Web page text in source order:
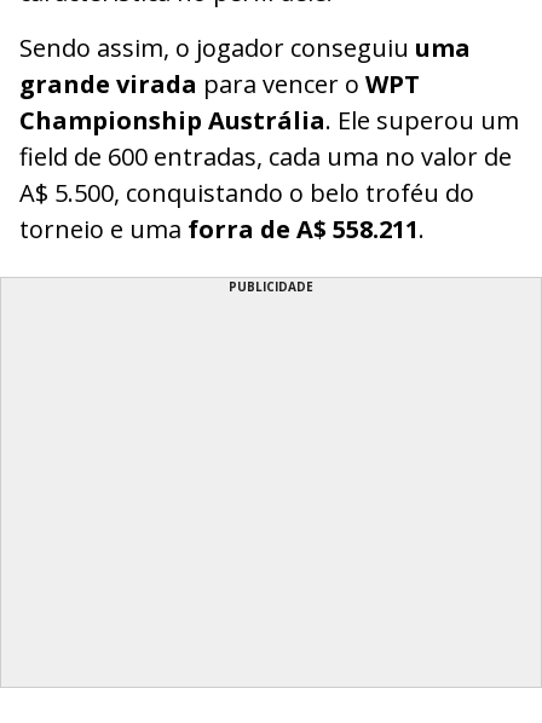
Sendo assim, o jogador conseguiu uma
grande virada para vencer o WPT
Championship Austrália. Ele superou um
field de 600 entradas, cada uma no valor de
A$ 5.500, conquistando o belo troféu do
torneio e uma forra de A$ 558.211.
PUBLICIDADE